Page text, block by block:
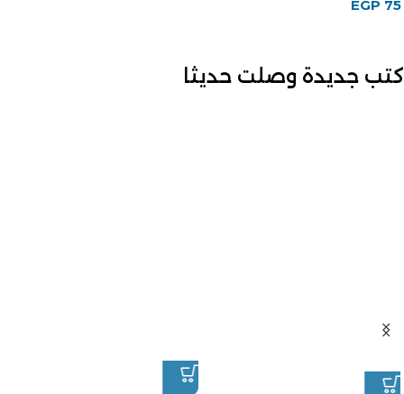
EGP 75
كتب جديدة وصلت حديثا